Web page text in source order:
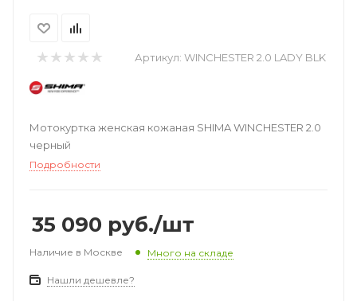
Артикул: WINCHESTER 2.0 LADY BLK
Мотокуртка женская кожаная SHIMA WINCHESTER 2.0
черный
Подробности
35 090 руб./шт
Наличие в Москве Много на складе
Нашли дешевле?